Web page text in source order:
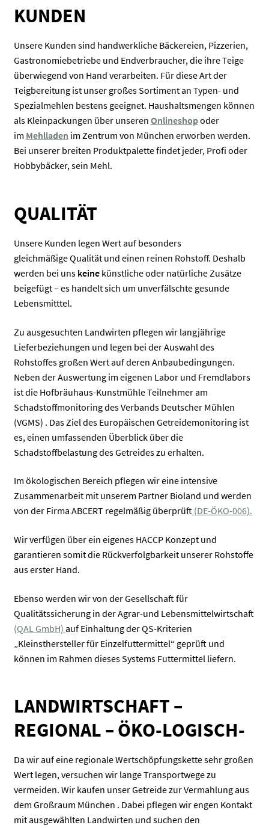
KUNDEN
Unsere Kunden sind handwerkliche Bäckereien, Pizzerien,
Gastronomiebetriebe und Endverbraucher, die ihre Teige
überwiegend von Hand verarbeiten. Für diese Art der
Teigbereitung ist unser großes Sortiment an Typen- und
Spezialmehlen bestens geeignet. Haushaltsmengen können
als Kleinpackungen über unseren Onlineshopoder
im Mehlladen im Zentrum von München erworben werden.
Bei unserer breiten Produktpalette findet jeder, Profi oder
Hobbybäcker, sein Mehl.
QUALITÄT
Unsere Kunden legen Wert auf besonders
gleichmäßige Qualität und einen reinen Rohstoff. Deshalb
werden bei uns keine künstliche oder natürliche Zusätze
beigefügt – es handelt sich um unverfälschte gesunde
Lebensmitttel.
Zu ausgesuchten Landwirten pflegen wir langjährige
Lieferbeziehungen und legen bei der Auswahl des
Rohstoffes großen Wert auf deren Anbaubedingungen.
Neben der Auswertung im eigenen Labor und Fremdlabors
ist die Hofbräuhaus-Kunstmühle Teilnehmer am
Schadstoffmonitoring des Verbands Deutscher Mühlen
(VGMS) . Das Ziel des Europäischen Getreidemonitoring ist
es, einen umfassenden Überblick über die
Schadstoffbelastung des Getreides zu erhalten.
Im ökologischen Bereich pflegen wir eine intensive
Zusammenarbeit mit unserem Partner Bioland und werden
von der Firma ABCERT regelmäßig überprüft(DE-ÖKO-006).
Wir verfügen über ein eigenes HACCP Konzept und
garantieren somit die Rückverfolgbarkeit unserer Rohstoffe
aus erster Hand.
Ebenso werden wir von der Gesellschaft für
Qualitätssicherung in der Agrar-und Lebensmittelwirtschaft
(QAL GmbH) auf Einhaltung der QS-Kriterien
„Kleinsthersteller für Einzelfuttermittel“ geprüft und
können im Rahmen dieses Systems Futtermittel liefern.
LANDWIRTSCHAFT –
REGIONAL – ÖKO-LOGISCH-
Da wir auf eine regionale Wertschöpfungskette sehr großen
Wert legen, versuchen wir lange Transportwege zu
vermeiden. Wir kaufen unser Getreide zur Vermahlung aus
dem Großraum München . Dabei pflegen wir engen Kontakt
mit ausgewählten Landwirten und suchen den